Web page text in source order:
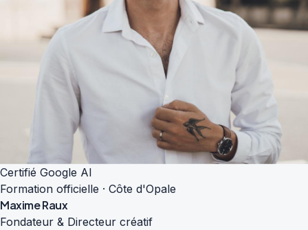
Certifié Google AI
Formation officielle · Côte d'Opale
Maxime Raux
Fondateur & Directeur créatif